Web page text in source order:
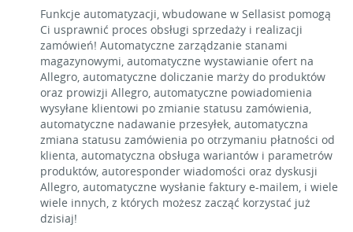
Funkcje automatyzacji, wbudowane w Sellasist pomogą
Ci usprawnić proces obsługi sprzedaży i realizacji
zamówień! Automatyczne zarządzanie stanami
magazynowymi, automatyczne wystawianie ofert na
Allegro, automatyczne doliczanie marży do produktów
oraz prowizji Allegro, automatyczne powiadomienia
wysyłane klientowi po zmianie statusu zamówienia,
automatyczne nadawanie przesyłek, automatyczna
zmiana statusu zamówienia po otrzymaniu płatności od
klienta, automatyczna obsługa wariantów i parametrów
produktów, autoresponder wiadomości oraz dyskusji
Allegro, automatyczne wysłanie faktury e-mailem, i wiele
wiele innych, z których możesz zacząć korzystać już
dzisiaj!